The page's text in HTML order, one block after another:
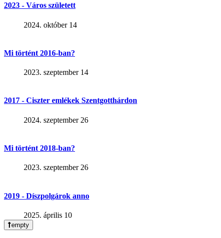
2023 - Város született
2024. október 14
Mi történt 2016-ban?
2023. szeptember 14
2017 - Ciszter emlékek Szentgotthárdon
2024. szeptember 26
Mi történt 2018-ban?
2023. szeptember 26
2019 - Díszpolgárok anno
2025. április 10
empty